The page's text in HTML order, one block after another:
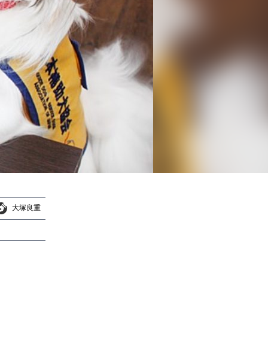
大塚良重
大塚良重